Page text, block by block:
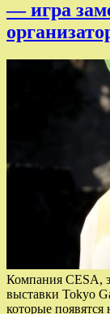
— игра
Компания CESA,
выставки Tokyo
которые